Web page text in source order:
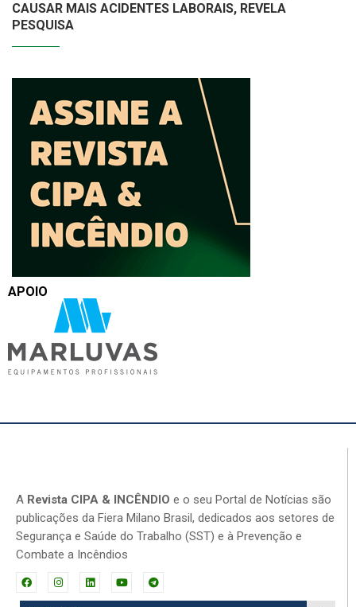
CAUSAR MAIS ACIDENTES LABORAIS, REVELA
PESQUISA
APOIO
A Revista CIPA & INCÊNDIO e o seu Portal de Notícias são
publicações da Fiera Milano Brasil, dedicados aos setores de
Segurança e Saúde do Trabalho (SST) e à Prevenção e
Combate a Incêndios